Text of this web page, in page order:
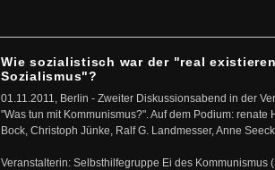
Wie sozialistisch war der "real
Sozialismus"?
01.11.2011, Berlin - Zweiter Diskussionsabend in der
"Was tun mit Kommunismus?". Auf dem Podium: renate
Bock, Christoph Jünke, Ralf G. Landmesser, Anne
Veranstalterin: Selbsthilfegruppe Ei des Kommunismus